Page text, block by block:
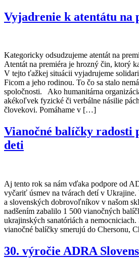
Vyjadrenie k atentátu na
Kategoricky odsudzujeme atentát na
Atentát na premiéra je hrozný čin, ktorý
V tejto ťažkej situácii vyjadrujeme
Ficom a jeho rodinou. To čo sa stalo
spoločnosti. Ako humanitárna
akékoľvek fyzické či verbálne násilie
človekovi. Pomáhame v […]
Vianočné balíčky radosti
deti
Aj tento rok sa nám vďaka podpore od
vyčariť úsmev na tvárach detí v
a slovenských dobrovoľníkov v našom
nadšením zabalilo 1 500 vianočných
ukrajinských sanatóriách a
vianočné balíčky smerujú do Chersonu,
30. výročie ADRA